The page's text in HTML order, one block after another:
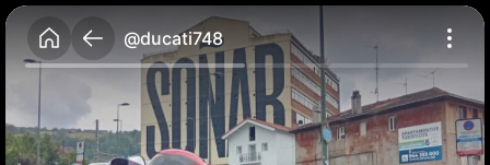
@ducati748